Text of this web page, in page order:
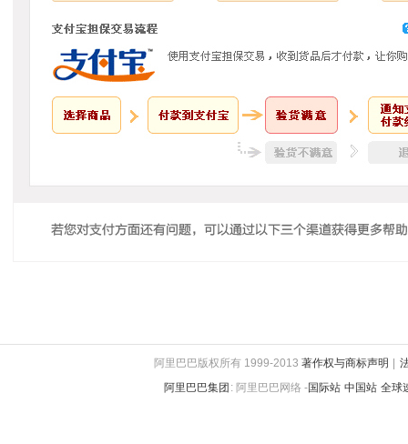
阿里巴巴版权所有 1999-2013 著作权与商标声明
阿里巴巴集团 : 阿里巴巴网络 -国际站 中国站 全球